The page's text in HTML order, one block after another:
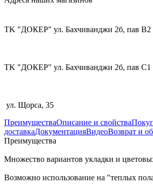
TK "ДОКЕР" ул. Бахчиванджи 2б, пав В2
TK "ДОКЕР" ул. Бахчиванджи 2б, пав С1
ул. Щорса, 35
ПреимуществаОписание и свойства
доставкаДокументацияВидеоВозврат и
Преимущества
Множество вариантов укладки и
Возможно использование на "теплых